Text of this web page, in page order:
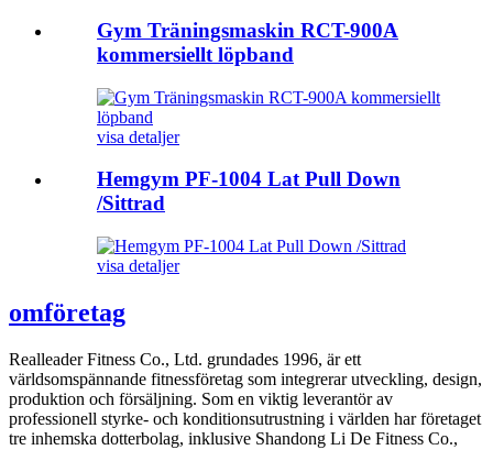
Gym Träningsmaskin RCT-900A
kommersiellt löpband
visa detaljer
Hemgym PF-1004 Lat Pull Down
/Sittrad
visa detaljer
omföretag
Realleader Fitness Co., Ltd. grundades 1996, är ett
världsomspännande fitnessföretag som integrerar utveckling, design,
produktion och försäljning. Som en viktig leverantör av
professionell styrke- och konditionsutrustning i världen har företaget
tre inhemska dotterbolag, inklusive Shandong Li De Fitness Co.,